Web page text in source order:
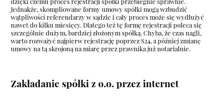
Jednakże, skompliowane formy umowy spółki mogą wzbudzić
wątpliwości referendarzy w sądzie i cały proces może się wydłużyć
nawet do kilku miesięcy. Dlatego też tę formę rejestracji poleca się
szczególnie dużym, bardziej złożonym spółką. Chyba, że czas nagli,
warto rozważyć najpierw rejestrację poprzez S24, a później zmianę
umowy na tą skrojoną na miarę przez prawnika już notarialnie.
Zakładanie spółki z o.o. przez internet